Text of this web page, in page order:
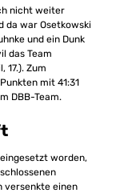
nicht weiter
da war Osetkowski
und ein Dunk
das Team
17.). Zum
mit 41:31
DBB-Team.
worden,
versenkte einen